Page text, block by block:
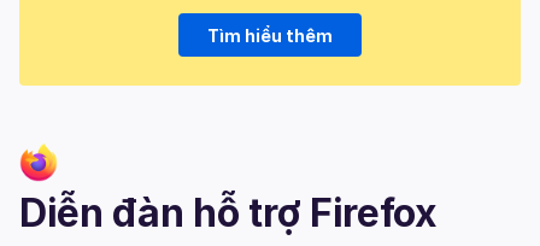
Tìm hiểu thêm
Diễn đàn hỗ trợ Firefox